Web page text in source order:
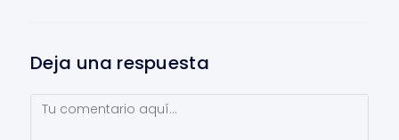
Deja una respuesta